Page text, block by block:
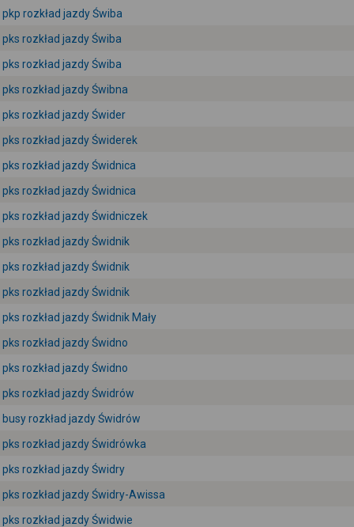
pkp rozkład jazdy Świba
pks rozkład jazdy Świba
pks rozkład jazdy Świba
pks rozkład jazdy Świbna
pks rozkład jazdy Świder
pks rozkład jazdy Świderek
pks rozkład jazdy Świdnica
pks rozkład jazdy Świdnica
pks rozkład jazdy Świdniczek
pks rozkład jazdy Świdnik
pks rozkład jazdy Świdnik
pks rozkład jazdy Świdnik
pks rozkład jazdy Świdnik Mały
pks rozkład jazdy Świdno
pks rozkład jazdy Świdno
pks rozkład jazdy Świdrów
busy rozkład jazdy Świdrów
pks rozkład jazdy Świdrówka
pks rozkład jazdy Świdry
pks rozkład jazdy Świdry-Awissa
pks rozkład jazdy Świdwie